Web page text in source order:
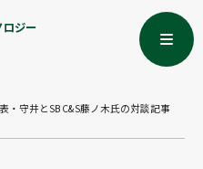
ロジー
・守井とSB C&S藤ノ木氏の対談記事